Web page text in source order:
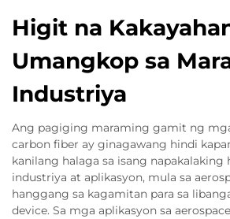
Higit na
Umangkop sa
Industriya
Ang pagiging maraming gamit ng
carbon fiber ay ginagawang hindi
kanilang halaga sa isang napakalaking
industriya at aplikasyon, mula sa
hanggang sa kagamitan para sa
device. Sa mga aplikasyon sa